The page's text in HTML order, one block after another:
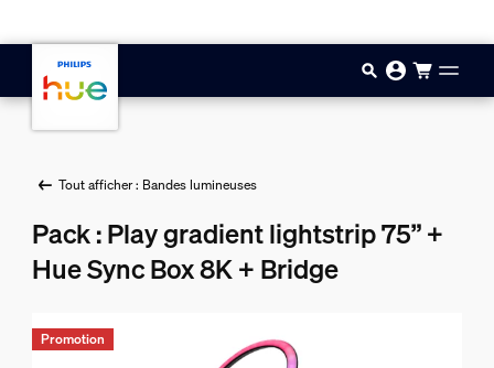
Tout afficher : Bandes lumineuses
Pack : Play gradient lightstrip 75” +
Hue Sync Box 8K + Bridge
Promotion